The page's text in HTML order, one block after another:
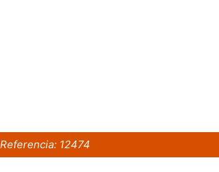
Referencia: 12474